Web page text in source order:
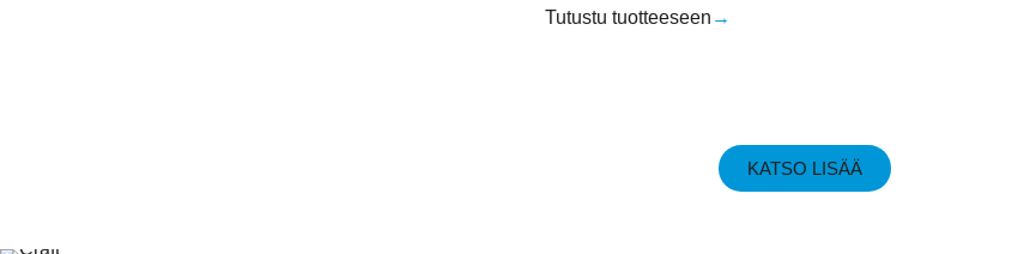
Tutustu tuotteeseen →
KATSO LISÄÄ